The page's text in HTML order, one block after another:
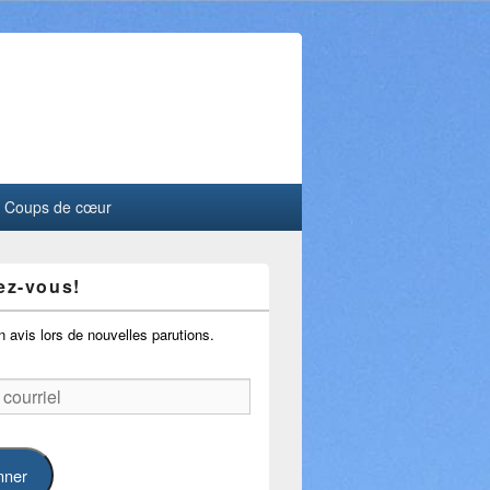
Coups de cœur
vous!
avis lors de nouvelles parutions.